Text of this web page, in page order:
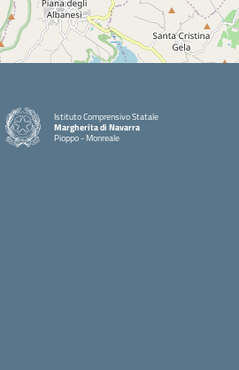
Istituto Comprensivo Statale
Margherita di Navarra
Pioppo - Monreale